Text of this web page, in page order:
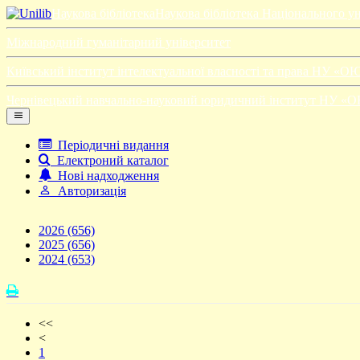
Наукова бібліотекаНаукова бібліотека Національного
Міжнародний гуманітарний університет
Київський інститут інтелектуальної власності та права НУ
Чернівецький навчально-науковий юридичний інститут НУ
Періодичні видання
Електроний каталог
Нові надходження
Авторизація
2026 (656)
2025 (656)
2024 (653)
<<
<
1